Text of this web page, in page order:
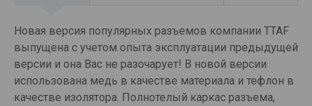
Новая версия популярных разъемов компании TTAF
выпущена с учетом опыта эксплуатации предыдущей
версии и она Вас не разочарует! В новой версии
использована медь в качестве материала и тефлон в
качестве изолятора. Полнотелый каркас разъема,